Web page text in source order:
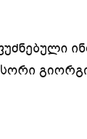
გიორგი